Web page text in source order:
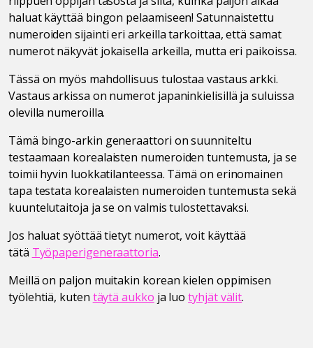
haluat käyttää bingon pelaamiseen! Satunnaistettu
numeroiden sijainti eri arkeilla tarkoittaa, että samat
numerot näkyvät jokaisella arkeilla, mutta eri paikoissa.
Tässä on myös mahdollisuus tulostaa vastaus arkki.
Vastaus arkissa on numerot japaninkielisillä ja suluissa
olevilla numeroilla.
Tämä bingo-arkin generaattori on suunniteltu
testaamaan korealaisten numeroiden tuntemusta, ja se
toimii hyvin luokkatilanteessa. Tämä on erinomainen
tapa testata korealaisten numeroiden tuntemusta sekä
kuuntelutaitoja ja se on valmis tulostettavaksi.
Jos haluat syöttää tietyt numerot, voit käyttää
tätä Työpaperigeneraattoria.
Meillä on paljon muitakin korean kielen oppimisen
työlehtiä, kuten täytä aukko ja luotyhjät välit.